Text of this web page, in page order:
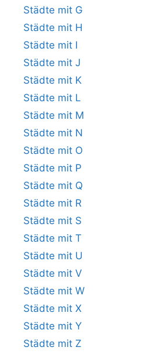
Städte mit G
Städte mit H
Städte mit I
Städte mit J
Städte mit K
Städte mit L
Städte mit M
Städte mit N
Städte mit O
Städte mit P
Städte mit Q
Städte mit R
Städte mit S
Städte mit T
Städte mit U
Städte mit V
Städte mit W
Städte mit X
Städte mit Y
Städte mit Z